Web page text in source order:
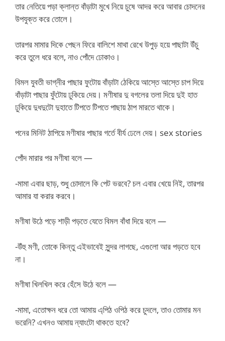
তার নেতিয়ে পড়া ক্লান্ত বাঁড়াটা মুখে নিয়ে চুষে আদর করে আবার চোদনের
উপযুক্ত করে তোলে।
তারপর মামার দিকে পেছন ফিরে বালিশে মাথা রেখে উপুড় হয়ে পাছাটা উঁচু
করে তুলে ধরে বলে, নাও পোঁদে ঢোকাও।
বিমল যুবতী ভাগ্নীর পাছার ফুটোয় বাঁড়াটা ঠেকিয়ে আস্তে আস্তে চাপ দিয়ে
বাঁড়াটা পাছার ফুঁটোয় ঢুকিয়ে দেয়। মণীষার দু বগলের তলা দিয়ে দুই হাত
ঢুকিয়ে দুধদুটো দুহাতে টিপতে টিপতে পাছায় ঠাপ মারতে থাকে।
পনের মিনিট ঠাপিয়ে মণীষার পাছার গর্তে বীর্য ঢেলে দেয়। sex stories
পোঁদ মারার পর মণীষা বলে —
-মামা এবার ছাড়, শুধু চোদালে কি পেট ভরবে? চল এবার খেয়ে নিই, তারপর
আমার যা করার করবে।
মণীষা উঠে পড়ে শাড়ী পড়তে যেতে বিমল বাঁধা দিয়ে বলে —
-উঁহু মণী, তোকে কিন্তু এইভাবেই সুন্দর লাগছে, এগুলো আর পড়তে হবে
না।
মণীষা খিলখিল করে হেঁসে উঠে বলে —
-মামা, এতোক্ষন ধরে তো আমায় এ্পিঠ ওপিঠ করে চুদলে, তাও তোমার মন
ভরেনি? এখনও আমায় ন্যাংটো থাকতে হবে?